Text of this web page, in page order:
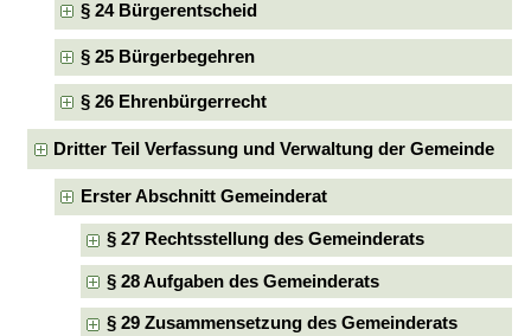
§ 24 Bürgerentscheid
§ 25 Bürgerbegehren
§ 26 Ehrenbürgerrecht
Dritter Teil Verfassung und Verwaltung der Gemeinde
Erster Abschnitt Gemeinderat
§ 27 Rechtsstellung des Gemeinderats
§ 28 Aufgaben des Gemeinderats
§ 29 Zusammensetzung des Gemeinderats